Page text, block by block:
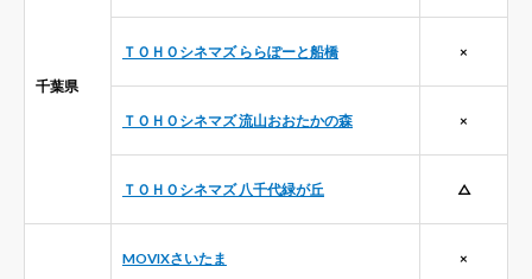
千葉県
ＴＯＨＯシネマズ ららぽーと船橋 ×
ＴＯＨＯシネマズ 流山おおたかの森 ×
ＴＯＨＯシネマズ 八千代緑が丘 △
MOVIXさいたま ×